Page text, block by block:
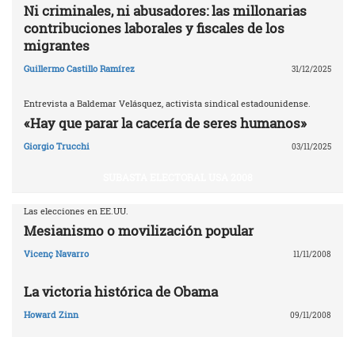
Ni criminales, ni abusadores: las millonarias
contribuciones laborales y fiscales de los
migrantes
Guillermo Castillo Ramírez 31/12/2025
Entrevista a Baldemar Velásquez, activista sindical estadounidense.
«Hay que parar la cacería de seres humanos»
Giorgio Trucchi 03/11/2025
Las elecciones en EE.UU.
Mesianismo o movilización popular
Vicenç Navarro 11/11/2008
La victoria histórica de Obama
Howard Zinn 09/11/2008